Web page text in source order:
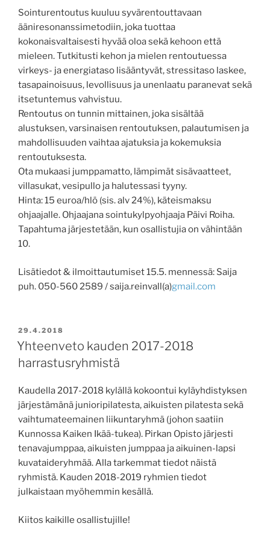
Sointurentoutus kuuluu syvärentouttavaan
ääniresonanssimetodiin, joka tuottaa
kokonaisvaltaisesti hyvää oloa sekä kehoon että
mieleen. Tutkitusti kehon ja mielen rentoutuessa
virkeys- ja energiataso lisääntyvät, stressitaso laskee,
tasapainoisuus, levollisuus ja unenlaatu paranevat sekä
itsetuntemus vahvistuu.
Rentoutus on tunnin mittainen, joka sisältää
alustuksen, varsinaisen rentoutuksen, palautumisen ja
mahdollisuuden vaihtaa ajatuksia ja kokemuksia
rentoutuksesta.
Ota mukaasi jumppamatto, lämpimät sisävaatteet,
villasukat, vesipullo ja halutessasi tyyny.
Hinta: 15 euroa/hlö (sis. alv 24%), käteismaksu
ohjaajalle. Ohjaajana sointukylpyohjaaja Päivi Roiha.
Tapahtuma järjestetään, kun osallistujia on vähintään
10.
Lisätiedot & ilmoittautumiset 15.5. mennessä: Saija
puh. 050-560 2589 / saija.reinvall(a)gmail.com
JULKAISTU
29.4.2018
Yhteenveto kauden 2017-2018
harrastusryhmistä
Kaudella 2017-2018 kylällä kokoontui kyläyhdistyksen
järjestämänä junioripilatesta, aikuisten pilatesta sekä
vaihtumateemainen liikuntaryhmä (johon saatiin
Kunnossa Kaiken Ikää-tukea). Pirkan Opisto järjesti
tenavajumppaa, aikuisten jumppaa ja aikuinen-lapsi
kuvataideryhmää. Alla tarkemmat tiedot näistä
ryhmistä. Kauden 2018-2019 ryhmien tiedot
julkaistaan myöhemmin kesällä.
Kiitos kaikille osallistujille!